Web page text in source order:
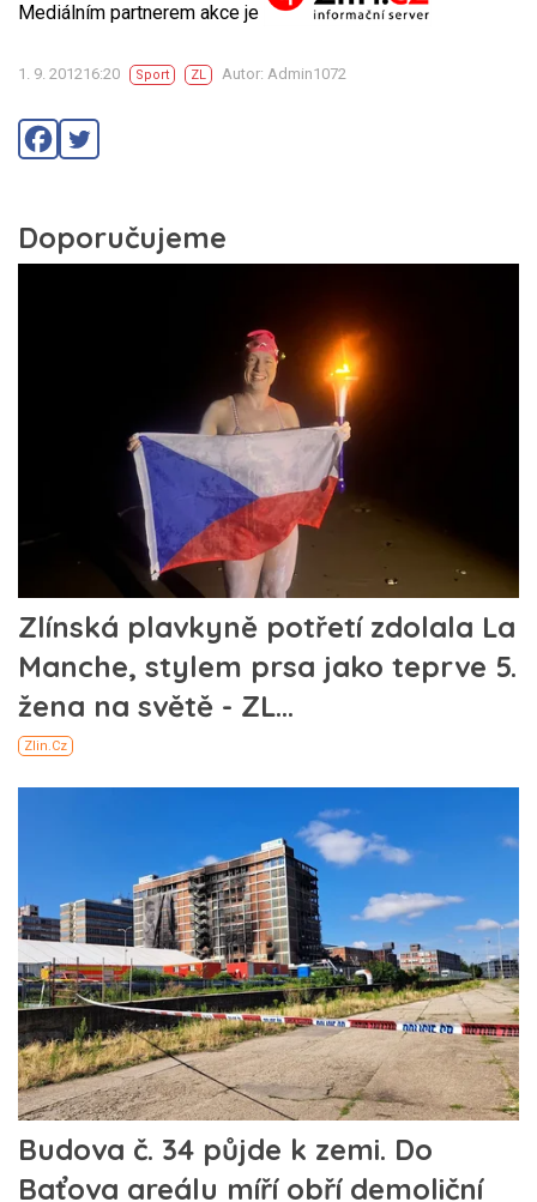
Mediálním partnerem akce je
1. 9. 201216:20 Sport ZL Autor: Admin1072